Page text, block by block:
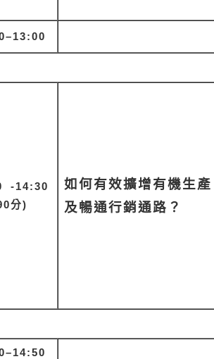
-14:30
分)
如何有效擴增有機生產
及暢通行銷通路？